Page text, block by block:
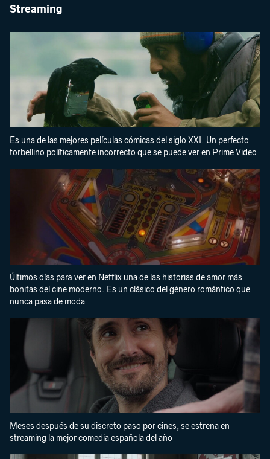
Streaming
Es una de las mejores películas cómicas del siglo XXI. Un perfecto
torbellino políticamente incorrecto que se puede ver en Prime Video
Últimos días para ver en Netflix una de las historias de amor más
bonitas del cine moderno. Es un clásico del género romántico que
nunca pasa de moda
Meses después de su discreto paso por cines, se estrena en
streaming la mejor comedia española del año